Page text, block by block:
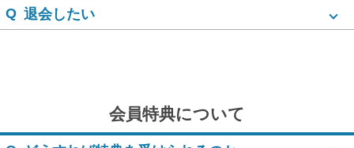
Q 退会したい
会員特典について